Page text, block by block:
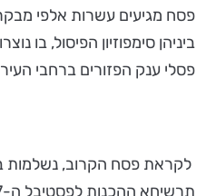
פסח מגיעים עשרות אלפי
פסלי ענק הפזורים ברחבי
לקראת פסח הקרוב, נשלמות